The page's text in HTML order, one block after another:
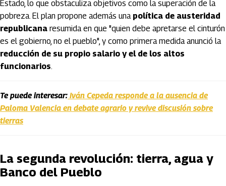
Estado, lo que obstaculiza objetivos como la superación de la
pobreza. El plan propone además una política de austeridad
republicana resumida en que "quien debe apretarse el cinturón
es el gobierno, no el pueblo", y como primera medida anunció la
reducción de su propio salario y el de los altos
funcionarios.
Te puede interesar: Iván Cepeda responde a la ausencia de
Paloma Valencia en debate agrario y revive discusión sobre
tierras
La segunda revolución: tierra, agua y
Banco del Pueblo